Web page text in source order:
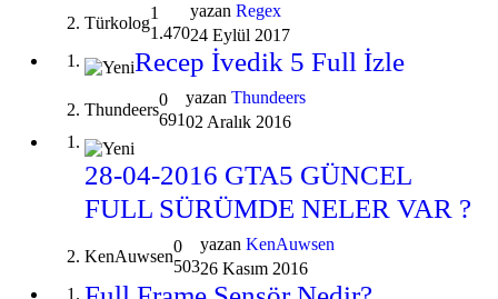
Türkolog
1
1.470
yazan Regex
24 Eylül 2017
Recep İvedik 5 Full İzle
Thundeers
0
691
yazan Thundeers
02 Aralık 2016
28-04-2016 GTA5 GÜNCEL
FULL SÜRÜMDE NELER VAR ?
KenAuwsen
0
503
yazan KenAuwsen
26 Kasım 2016